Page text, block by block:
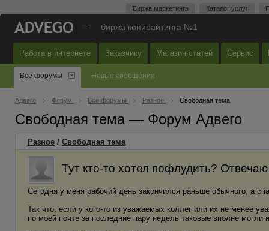
Биржа маркетинга Каталог услуг
— биржа копирайтинга №1
Работа в интернете Заказчику Магазин статей Сервис
Все форумы Новые сообщения
Адвего Форум Все форумы Разное Свободная тема
Свободная тема — Форум Адвего
Разное / Свободная тема
Тут кто-то хотел пофлудить?
Сегодня у меня рабочий день закончился раньше обычного, а
Так что, если у кого-то из уважаемых коллег или их не менее
по моей почте за последние пару недель таковые вполне могли